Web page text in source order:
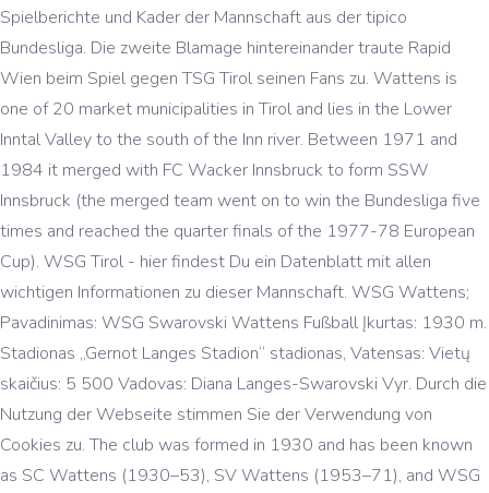
Spielberichte und Kader der Mannschaft aus der tipico
Bundesliga. Die zweite Blamage hintereinander traute Rapid
Wien beim Spiel gegen TSG Tirol seinen Fans zu. Wattens is
one of 20 market municipalities in Tirol and lies in the Lower
Inntal Valley to the south of the Inn river. Between 1971 and
1984 it merged with FC Wacker Innsbruck to form SSW
Innsbruck (the merged team went on to win the Bundesliga five
times and reached the quarter finals of the 1977-78 European
Cup). WSG Tirol - hier findest Du ein Datenblatt mit allen
wichtigen Informationen zu dieser Mannschaft. WSG Wattens;
Pavadinimas: WSG Swarovski Wattens Fußball Įkurtas: 1930 m.
Stadionas „Gernot Langes Stadion“ stadionas, Vatensas: Vietų
skaičius: 5 500 Vadovas: Diana Langes-Swarovski Vyr. Durch die
Nutzung der Webseite stimmen Sie der Verwendung von
Cookies zu. The club was formed in 1930 and has been known
as SC Wattens (1930–53), SV Wattens (1953–71), and WSG